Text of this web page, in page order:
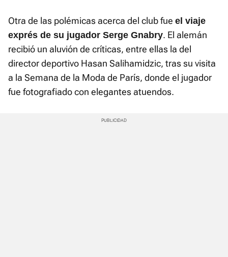
Otra de las polémicas acerca del club fue el viaje
exprés de su jugador Serge Gnabry. El alemán
recibió un aluvión de críticas, entre ellas la del
director deportivo Hasan Salihamidzic, tras su visita
a la Semana de la Moda de París, donde el jugador
fue fotografiado con elegantes atuendos.